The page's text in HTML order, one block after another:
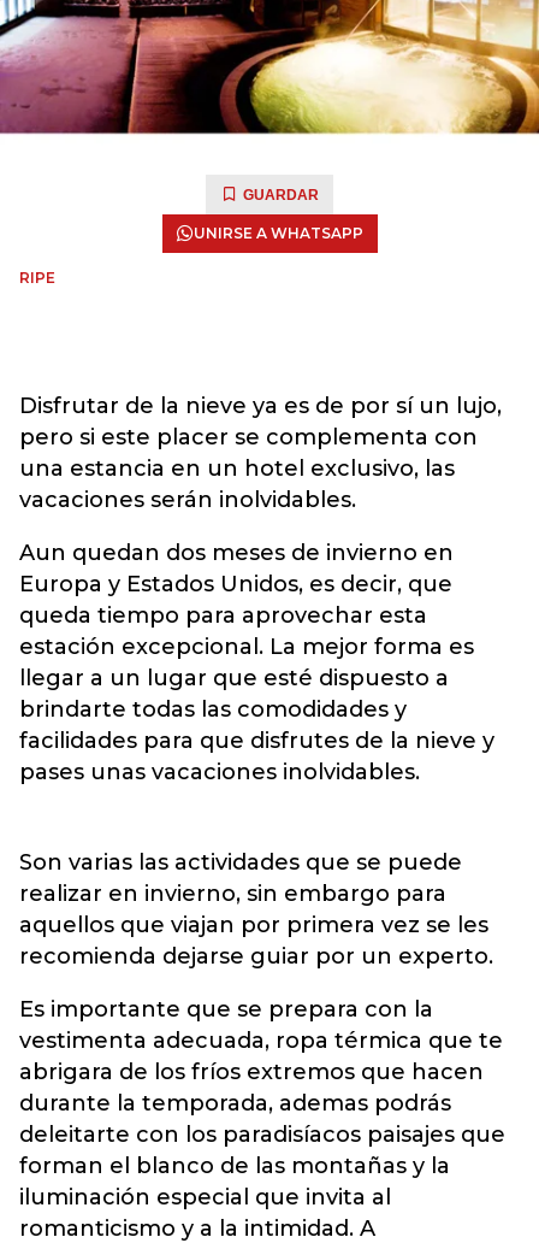
GUARDAR
UNIRSE A WHATSAPP
RIPE
Disfrutar de la nieve ya es de por sí un lujo,
pero si este placer se complementa con
una estancia en un hotel exclusivo, las
vacaciones serán inolvidables.
Aun quedan dos meses de invierno en
Europa y Estados Unidos, es decir, que
queda tiempo para aprovechar esta
estación excepcional. La mejor forma es
llegar a un lugar que esté dispuesto a
brindarte todas las comodidades y
facilidades para que disfrutes de la nieve y
pases unas vacaciones inolvidables.
Son varias las actividades que se puede
realizar en invierno, sin embargo para
aquellos que viajan por primera vez se les
recomienda dejarse guiar por un experto.
Es importante que se prepara con la
vestimenta adecuada, ropa térmica que te
abrigara de los fríos extremos que hacen
durante la temporada, ademas podrás
deleitarte con los paradisíacos paisajes que
forman el blanco de las montañas y la
iluminación especial que invita al
romanticismo y a la intimidad. A